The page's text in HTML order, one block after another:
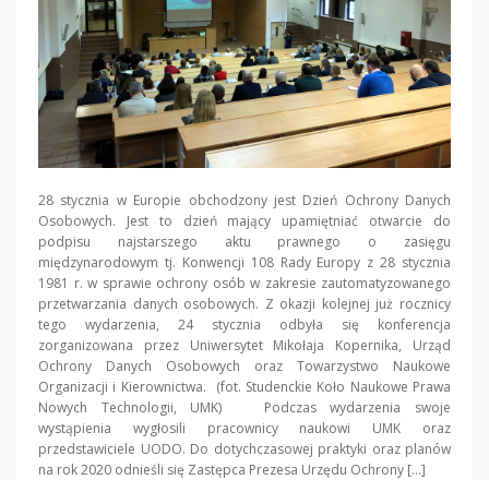
28 stycznia w Europie obchodzony jest Dzień Ochrony Danych
Osobowych. Jest to dzień mający upamiętniać otwarcie do
podpisu najstarszego aktu prawnego o zasięgu
międzynarodowym tj. Konwencji 108 Rady Europy z 28 stycznia
1981 r. w sprawie ochrony osób w zakresie zautomatyzowanego
przetwarzania danych osobowych. Z okazji kolejnej już rocznicy
tego wydarzenia, 24 stycznia odbyła się konferencja
zorganizowana przez Uniwersytet Mikołaja Kopernika, Urząd
Ochrony Danych Osobowych oraz Towarzystwo Naukowe
Organizacji i Kierownictwa. (fot. Studenckie Koło Naukowe Prawa
Nowych Technologii, UMK) Podczas wydarzenia swoje
wystąpienia wygłosili pracownicy naukowi UMK oraz
przedstawiciele UODO. Do dotychczasowej praktyki oraz planów
na rok 2020 odnieśli się Zastępca Prezesa Urzędu Ochrony […]